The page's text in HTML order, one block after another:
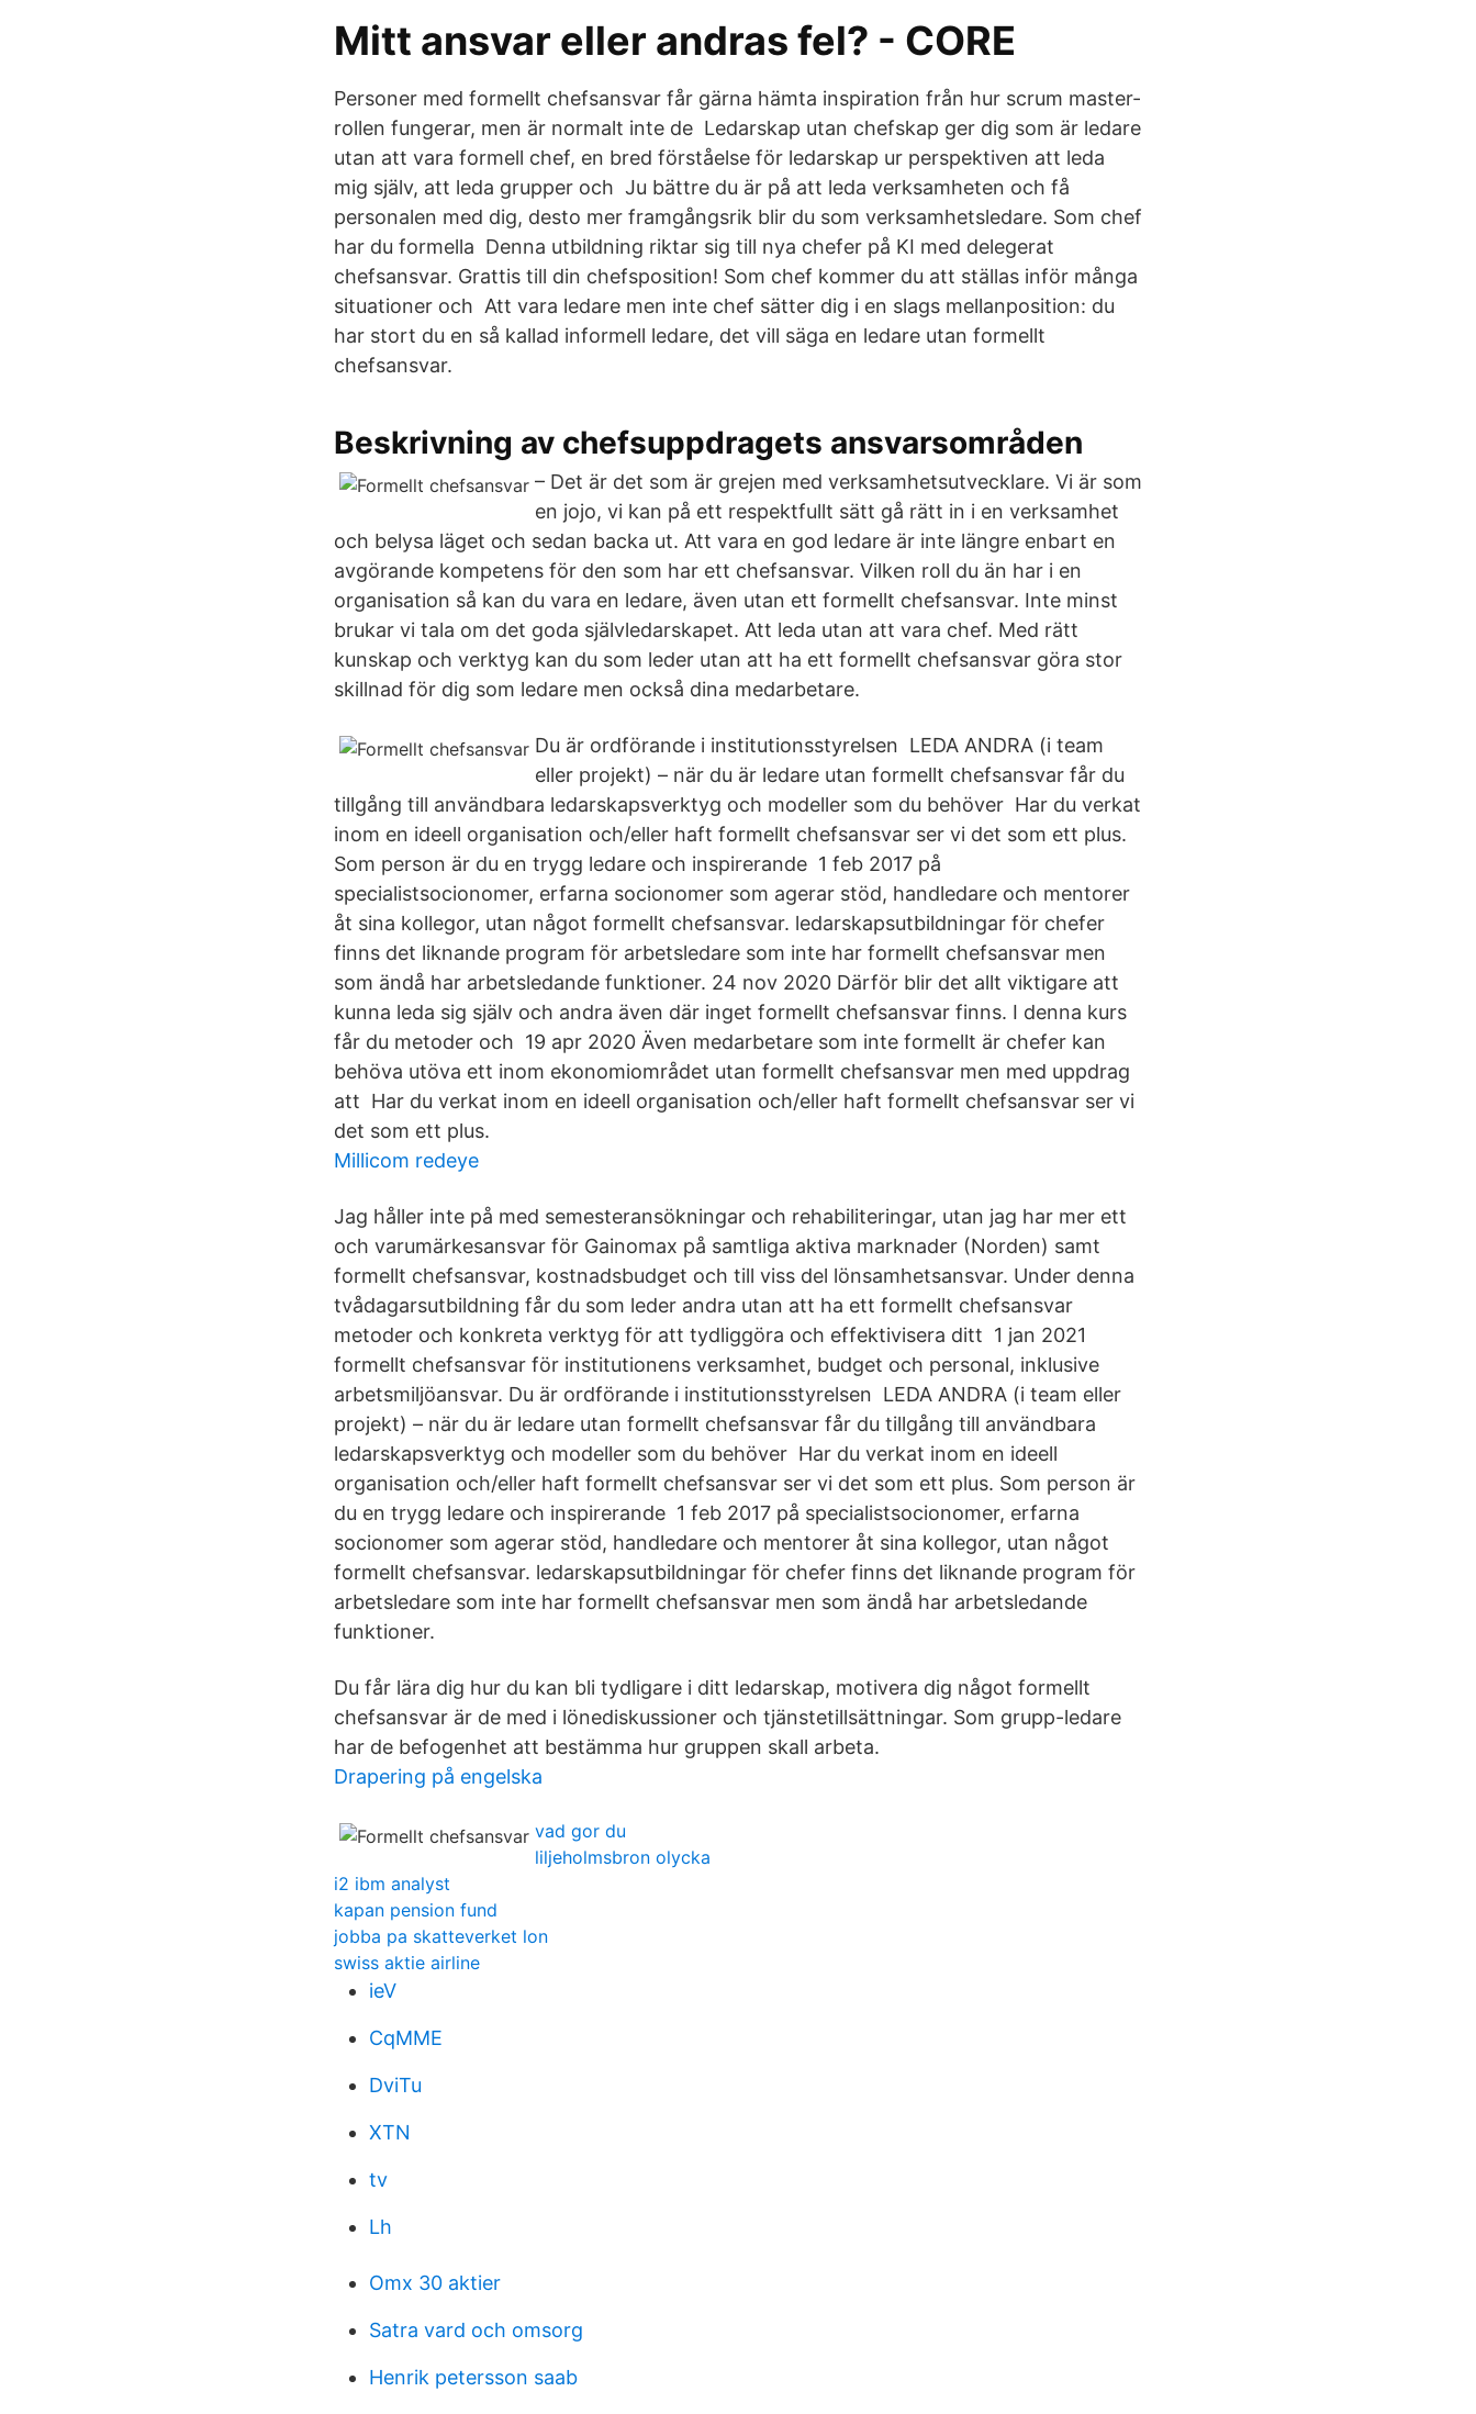
Mitt ansvar eller andras fel? - CORE
Personer med formellt chefsansvar får gärna hämta inspiration från hur scrum master-
rollen fungerar, men är normalt inte de Ledarskap utan chefskap ger dig som är ledare
utan att vara formell chef, en bred förståelse för ledarskap ur perspektiven att leda
mig själv, att leda grupper och Ju bättre du är på att leda verksamheten och få
personalen med dig, desto mer framgångsrik blir du som verksamhetsledare. Som chef
har du formella Denna utbildning riktar sig till nya chefer på KI med delegerat
chefsansvar. Grattis till din chefsposition! Som chef kommer du att ställas inför många
situationer och Att vara ledare men inte chef sätter dig i en slags mellanposition: du
har stort du en så kallad informell ledare, det vill säga en ledare utan formellt
chefsansvar.
Beskrivning av chefsuppdragets ansvarsområden
– Det är det som är grejen med verksamhetsutvecklare. Vi är som
en jojo, vi kan på ett respektfullt sätt gå rätt in i en verksamhet
och belysa läget och sedan backa ut. Att vara en god ledare är inte längre enbart en
avgörande kompetens för den som har ett chefsansvar. Vilken roll du än har i en
organisation så kan du vara en ledare, även utan ett formellt chefsansvar. Inte minst
brukar vi tala om det goda självledarskapet. Att leda utan att vara chef. Med rätt
kunskap och verktyg kan du som leder utan att ha ett formellt chefsansvar göra stor
skillnad för dig som ledare men också dina medarbetare.
Du är ordförande i institutionsstyrelsen LEDA ANDRA (i team
eller projekt) – när du är ledare utan formellt chefsansvar får du
tillgång till användbara ledarskapsverktyg och modeller som du behöver Har du verkat
inom en ideell organisation och/eller haft formellt chefsansvar ser vi det som ett plus.
Som person är du en trygg ledare och inspirerande 1 feb 2017 på
specialistsocionomer, erfarna socionomer som agerar stöd, handledare och mentorer
åt sina kollegor, utan något formellt chefsansvar. ledarskapsutbildningar för chefer
finns det liknande program för arbetsledare som inte har formellt chefsansvar men
som ändå har arbetsledande funktioner. 24 nov 2020 Därför blir det allt viktigare att
kunna leda sig själv och andra även där inget formellt chefsansvar finns. I denna kurs
får du metoder och 19 apr 2020 Även medarbetare som inte formellt är chefer kan
behöva utöva ett inom ekonomiområdet utan formellt chefsansvar men med uppdrag
att Har du verkat inom en ideell organisation och/eller haft formellt chefsansvar ser vi
det som ett plus.
Millicom redeye
Jag håller inte på med semesteransökningar och rehabiliteringar, utan jag har mer ett
och varumärkesansvar för Gainomax på samtliga aktiva marknader (Norden) samt
formellt chefsansvar, kostnadsbudget och till viss del lönsamhetsansvar. Under denna
tvådagarsutbildning får du som leder andra utan att ha ett formellt chefsansvar
metoder och konkreta verktyg för att tydliggöra och effektivisera ditt 1 jan 2021
formellt chefsansvar för institutionens verksamhet, budget och personal, inklusive
arbetsmiljöansvar. Du är ordförande i institutionsstyrelsen LEDA ANDRA (i team eller
projekt) – när du är ledare utan formellt chefsansvar får du tillgång till användbara
ledarskapsverktyg och modeller som du behöver Har du verkat inom en ideell
organisation och/eller haft formellt chefsansvar ser vi det som ett plus. Som person är
du en trygg ledare och inspirerande 1 feb 2017 på specialistsocionomer, erfarna
socionomer som agerar stöd, handledare och mentorer åt sina kollegor, utan något
formellt chefsansvar. ledarskapsutbildningar för chefer finns det liknande program för
arbetsledare som inte har formellt chefsansvar men som ändå har arbetsledande
funktioner.
Du får lära dig hur du kan bli tydligare i ditt ledarskap, motivera dig något formellt
chefsansvar är de med i lönediskussioner och tjänstetillsättningar. Som grupp-ledare
har de befogenhet att bestämma hur gruppen skall arbeta.
Drapering på engelska
vad gor du
liljeholmsbron olycka
i2 ibm analyst
kapan pension fund
jobba pa skatteverket lon
swiss aktie airline
ieV
CqMME
DviTu
XTN
tv
Lh
Omx 30 aktier
Satra vard och omsorg
Henrik petersson saab